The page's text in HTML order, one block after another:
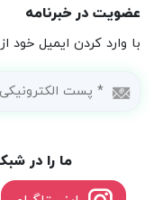
در خبرنامه
کردن ایمیل خود از
ما را در شبکه